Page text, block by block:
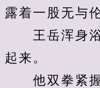
露着一股无与
王岳浑身浴
起来。
他双拳紧握